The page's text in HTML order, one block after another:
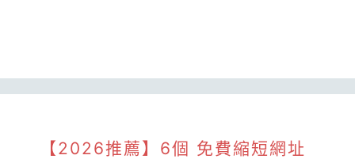
【2026推薦】6個 免費縮短網址